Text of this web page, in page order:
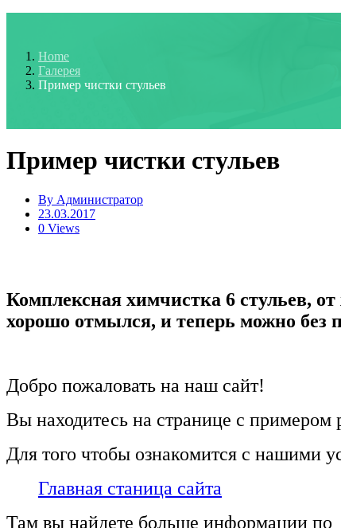
Home
Галерея
Пример чистки стульев
Пример чистки стульев
By Администратор
23.03.2017
0 Views
Комплексная химчистка 6 стульев,
хорошо отмылся, и теперь можно без
Добро пожаловать на наш сайт!
Вы находитесь на странице с примером
Для того чтобы ознакомится с нашими
Главная станица сайта
Там вы найдете больше информации по